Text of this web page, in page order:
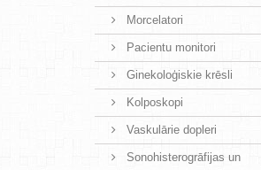
Morcelatori
Pacientu monitori
Ginekoloģiskie krēsli
Kolposkopi
Vaskulārie dopleri
Sonohisterogrāfijas un